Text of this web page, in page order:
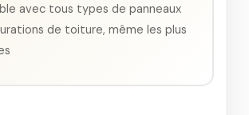
avec tous types de panneaux
de toiture, même les plus